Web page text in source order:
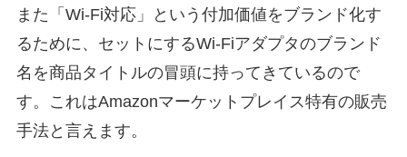
また「Wi-Fi対応」という付加価値をブランド化す
るために、セットにするWi-Fiアダプタのブランド
名を商品タイトルの冒頭に持ってきているので
す。これはAmazonマーケットプレイス特有の販売
手法と言えます。